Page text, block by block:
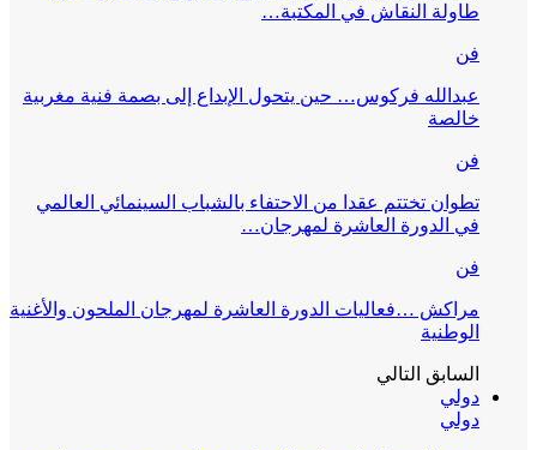
طاولة النقاش في المكتبة…
فن
عبدالله فركوس… حين يتحول الإبداع إلى بصمة فنية مغربية
خالصة
فن
تطوان تختتم عقدا من الاحتفاء بالشباب السينمائي العالمي
في الدورة العاشرة لمهرجان…
فن
مراكش …فعاليات الدورة العاشرة لمهرجان الملحون والأغنية
الوطنية
السابق التالي
دولي
دولي